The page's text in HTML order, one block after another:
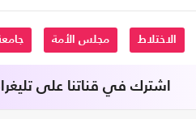
الاختلاط مجلس الأمة
اشترك في قناتنا على